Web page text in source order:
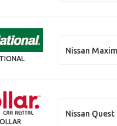
Nissan
Nissan Quest